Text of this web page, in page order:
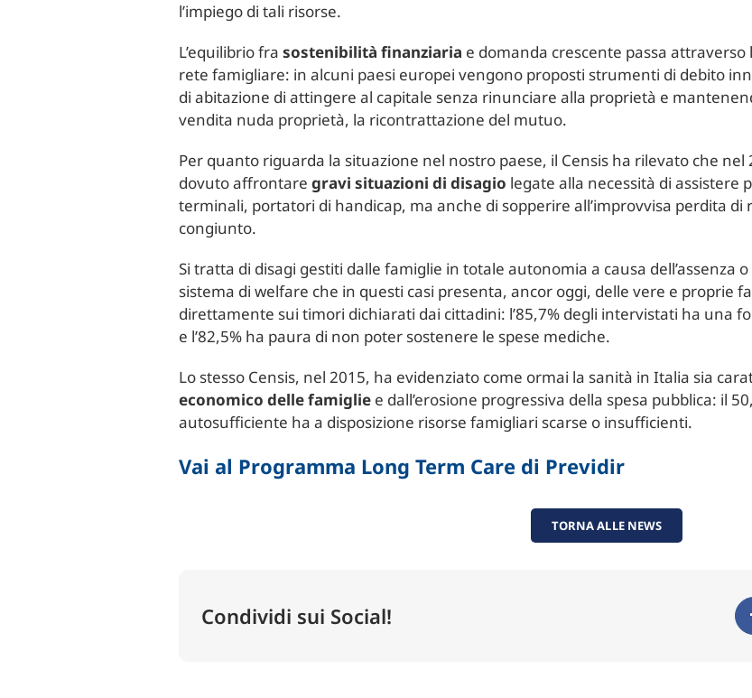
l’impiego di tali risorse.
L’equilibrio frasostenibilità finanziaria e domanda crescente passa attraverso
rete famigliare: in alcuni paesi europei vengono proposti strumenti di debito
di abitazione di attingere al capitale senza rinunciare alla proprietà e
vendita nuda proprietà, la ricontrattazione del mutuo.
Per quanto riguarda la situazione nel nostro paese, il Censis ha rilevato che
dovuto affrontaregravi situazioni di disagio legate alla necessità di
terminali, portatori di handicap, ma anche di sopperire all’improvvisa perdita di
congiunto.
Si tratta di disagi gestiti dalle famiglie in totale autonomia a causa dell’assenza
sistema di welfare che in questi casi presenta, ancor oggi, delle vere e proprie
direttamente sui timori dichiarati dai cittadini: l’85,7% degli intervistati ha una
e l’82,5% ha paura di non poter sostenere le spese mediche.
Lo stesso Censis, nel 2015, ha evidenziato come ormai la sanità in Italia sia
economico delle famiglie e dall’erosione progressiva della spesa pubblica: il
autosufficiente ha a disposizione risorse famigliari scarse o insufficienti.
Vai al Programma Long Term Care di Previdir
TORNA ALLE NEWS
Condividi sui Social!